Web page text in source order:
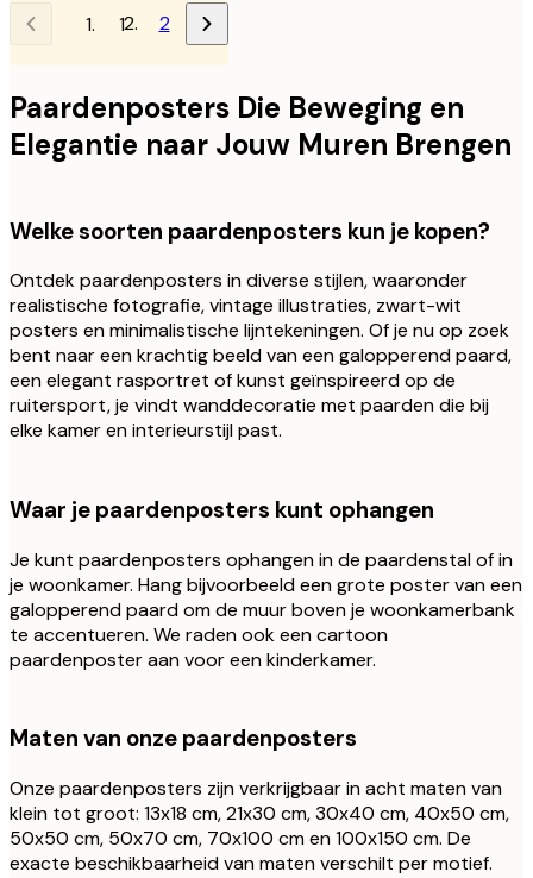
1 2
Paardenposters Die Beweging en
Elegantie naar Jouw Muren Brengen
Welke soorten paardenposters kun je kopen?
Ontdek paardenposters in diverse stijlen, waaronder
realistische fotografie, vintage illustraties, zwart-wit
posters en minimalistische lijntekeningen. Of je nu op zoek
bent naar een krachtig beeld van een galopperend paard,
een elegant rasportret of kunst geïnspireerd op de
ruitersport, je vindt wanddecoratie met paarden die bij
elke kamer en interieurstijl past.
Waar je paardenposters kunt ophangen
Je kunt paardenposters ophangen in de paardenstal of in
je woonkamer. Hang bijvoorbeeld een grote poster van een
galopperend paard om de muur boven je woonkamerbank
te accentueren. We raden ook een cartoon
paardenposter aan voor een kinderkamer.
Maten van onze paardenposters
Onze paardenposters zijn verkrijgbaar in acht maten van
klein tot groot: 13x18 cm, 21x30 cm, 30x40 cm, 40x50 cm,
50x50 cm, 50x70 cm, 70x100 cm en 100x150 cm. De
exacte beschikbaarheid van maten verschilt per motief.